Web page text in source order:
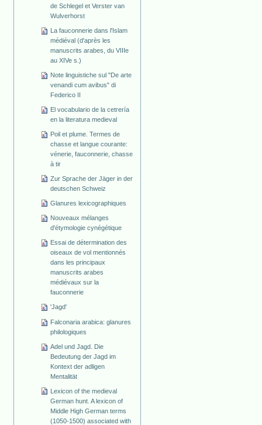
de Schlegel et Verster van
Wulverhorst
La fauconnerie dans l'Islam
médiéval (d'après les
manuscrits arabes, du VIIIe
au XIVe s.)
Note linguistiche sul "De arte
venandi cum avibus" di
Federico II
El vocabulario de la cetrería
en la literatura medieval
Poil et plume. Termes de
chasse et langue courante:
vénerie, fauconnerie, chasse
à tir
Zur Sprache der Jäger in der
deutschen Schweiz
Glanures lexicographiques
Nouveaux mélanges
d'étymologie cynégétique
Essai de détermination des
oiseaux de vol mentionnés
dans les principaux
manuscrits arabes
médiévaux sur la
fauconnerie
'Jagd'
Falconaria arabica: glanures
philologiques
Adel und Jagd. Die
Bedeutung der Jagd im
Kontext der adligen
Mentalität
Lexicon of the medieval
German hunt. A lexicon of
Middle High German terms
(1050-1500) associated with